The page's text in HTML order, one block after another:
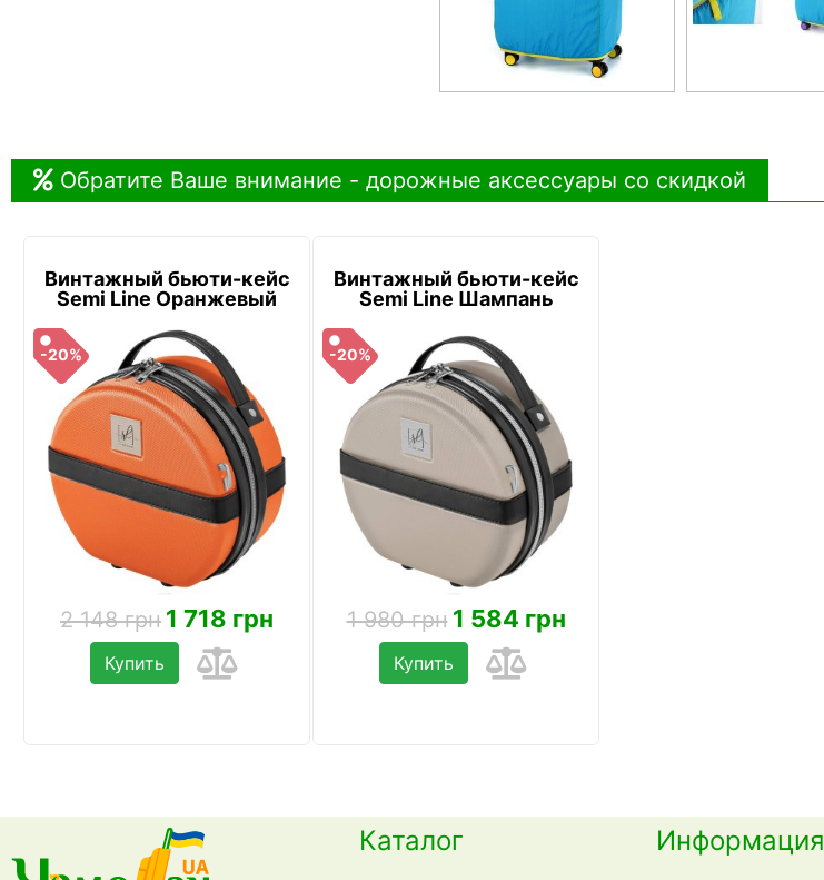
Обратите Ваше внимание - дорожные аксессуары со скидкой
Винтажный бьюти-кейс
Semi Line Оранжевый
-20%
2 148 грн 1 718 грн
Купить
Винтажный бьюти-кейс
Semi Line Шампань
-20%
1 980 грн 1 584 грн
Купить
Каталог Информация